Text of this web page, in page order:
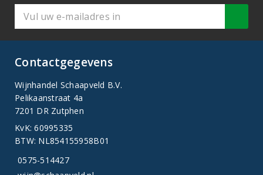
Contactgegevens
Wijnhandel Schaapveld B.V.
Pelikaanstraat 4a
7201 DR Zutphen
KvK: 60995335
BTW: NL854155958B01
0575-514427